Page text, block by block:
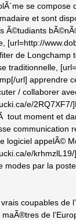
se
et sont
Ã©tudiants
[url=http://
de Longchamp
traditionnelle,
url] apprendre
/ collaborer
e/
tout moment et
communication
logiciel appelÃ©
e/
modes par la
coupables de
de